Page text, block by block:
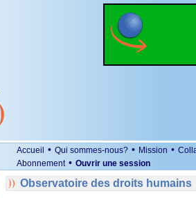
Accueil • Qui sommes-nous? • Mission •
Abonnement • Ouvrir une session
Observatoire des droits humains